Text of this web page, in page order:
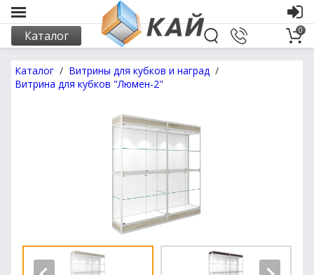
Каталог 0
Каталог / Витрины для кубков и наград /
Витрина для кубков "Люмен-2"